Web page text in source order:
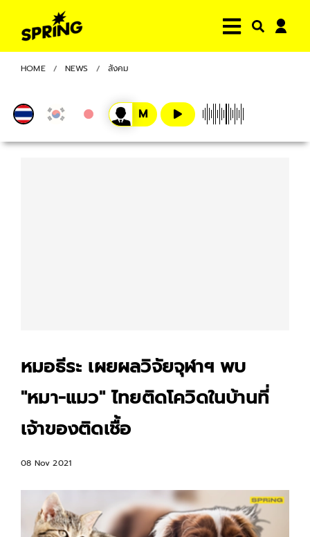
HOME NEWS สังคม
หมอธีระ เผยผลวิจัยจุฬาฯ พบ
"หมา-แมว" ไทยติดโควิดในบ้านที่
เจ้าของติดเชื้อ
08 Nov 2021